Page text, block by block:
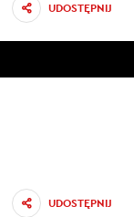
UDOSTĘPNIJ
UDOSTĘPNIJ